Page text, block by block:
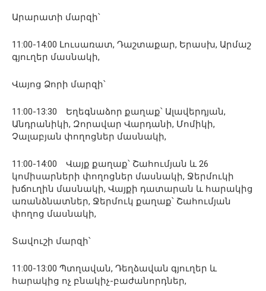
Արարատի մարզի՝
11:00-14:00 Լուսառատ, Դաշտաքար, Երասխ, Արմաշ
գյուղեր մասնակի,
Վայոց Ձորի մարզի՝
11:00-13:30 Եղեգնաձոր քաղաք՝ Ալավերդյան,
Անդրանիկի, Զորավար Վարդանի, Մոմիկի,
Չալաբյան փողոցներ մասնակի,
11:00-14:00 Վայք քաղաք՝ Շահումյան և 26
կոմիսարների փողոցներ մասնակի, Ջերմուկի
խճուղին մասնակի, Վայքի դատարան և հարակից
առանձնատներ, Ջերմուկ քաղաք՝ Շահումյան
փողոց մասնակի,
Տավուշի մարզի՝
11:00-13:00 Պտղավան, Դեղձավան գյուղեր և
հարակից ոչ բնակիչ-բաժանորդներ,